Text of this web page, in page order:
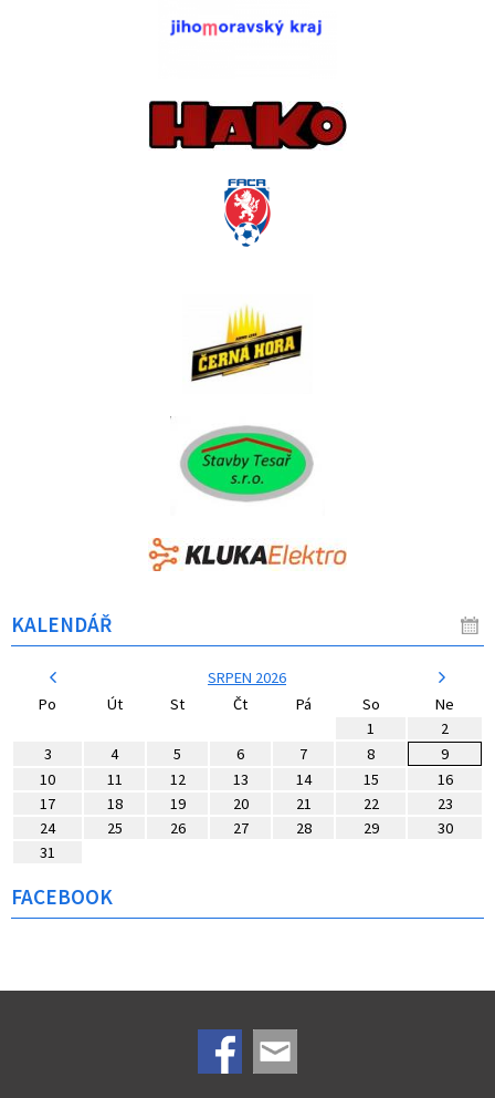
KALENDÁŘ
SRPEN 2026
Po
Út St Čt Pá So
Ne
1
2
3
4 5 6 7 8
9
10
11 12 13 14 15
16
17
18 19 20 21 22
23
24
25 26 27 28 29
30
31
FACEBOOK